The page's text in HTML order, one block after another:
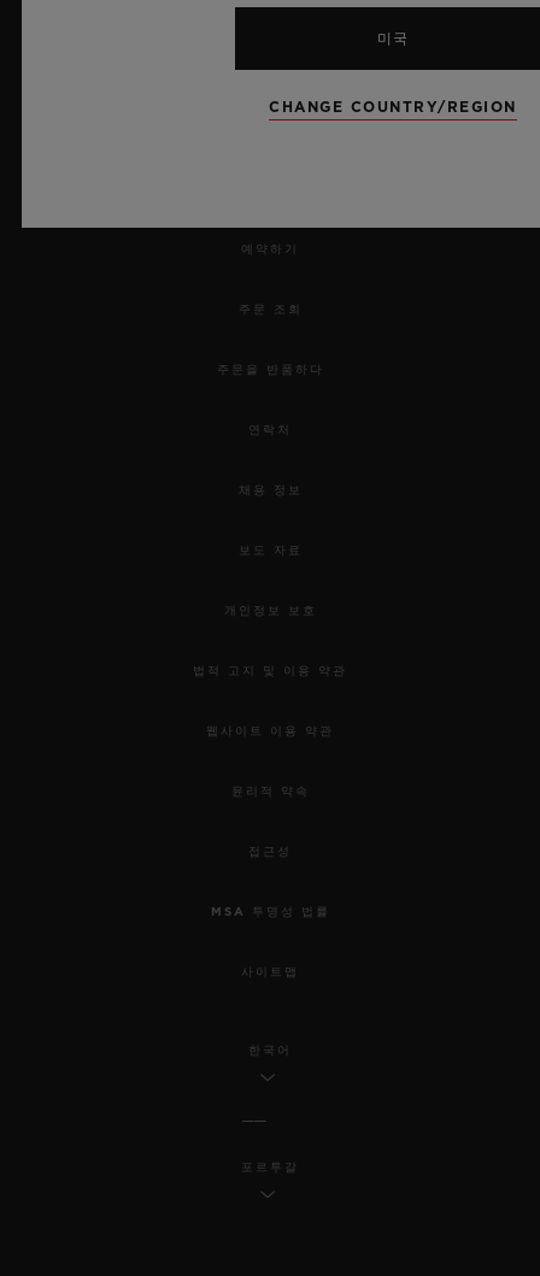
예약하기
주문 조회
주문을 반품하다
연락처
채용 정보
보도 자료
개인정보 보호
법적 고지 및 이용 약관
웹사이트 이용 약관
윤리적 약속
접근성
MSA 투명성 법률
사이트맵
한국어
포르투갈
미국
CHANGE COUNTRY/REGION